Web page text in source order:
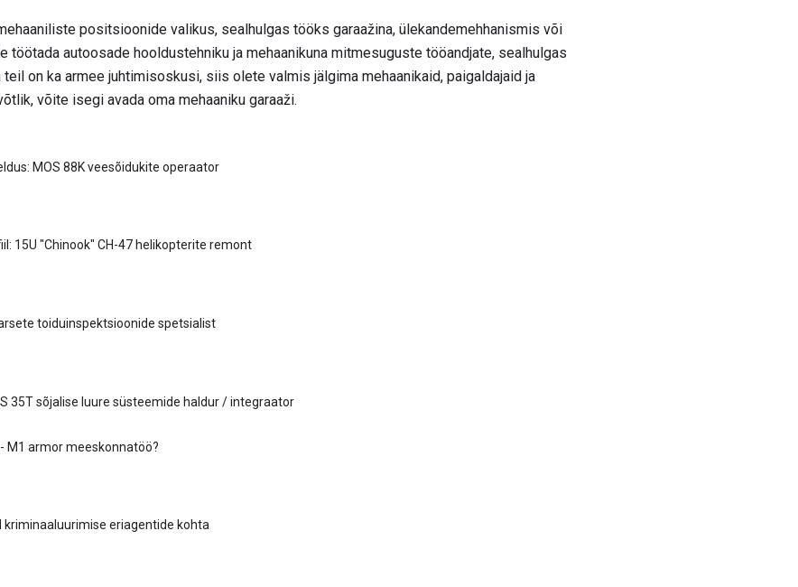
positsioonide valikus, sealhulgas tööks garaažina, ülekandemehhanismis või
töötada autoosade hooldustehniku ​​ja mehaanikuna mitmesuguste tööandjate, sealhulgas
teil on ka armee juhtimisoskusi, siis olete valmis jälgima mehaanikaid, paigaldajaid ja
võite isegi avada oma mehaaniku garaaži.
MOS 88K veesõidukite operaator
15U "Chinook" CH-47 helikopterite remont
toiduinspektsioonide spetsialist
35T sõjalise luure süsteemide haldur / integraator
M1 armor meeskonnatöö?
kriminaaluurimise eriagentide kohta